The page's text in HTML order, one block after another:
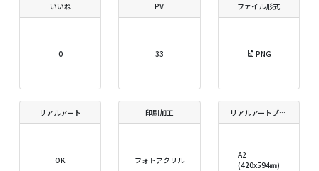
いいね
0
PV
33
ファイル形式
PNG
リアルアート
OK
印刷加工
フォトアクリル
リアルアートプリントサイズ
A2
(420x594㎜)